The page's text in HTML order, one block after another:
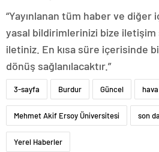
“Yayınlanan tüm haber ve
yasal bildirimlerinizi bize iletişim
iletiniz. En kısa süre içerisinde
dönüş sağlanılacaktır.”
3-sayfa Burdur Güncel
Mehmet Akif Ersoy Üniversitesi son
Yerel Haberler